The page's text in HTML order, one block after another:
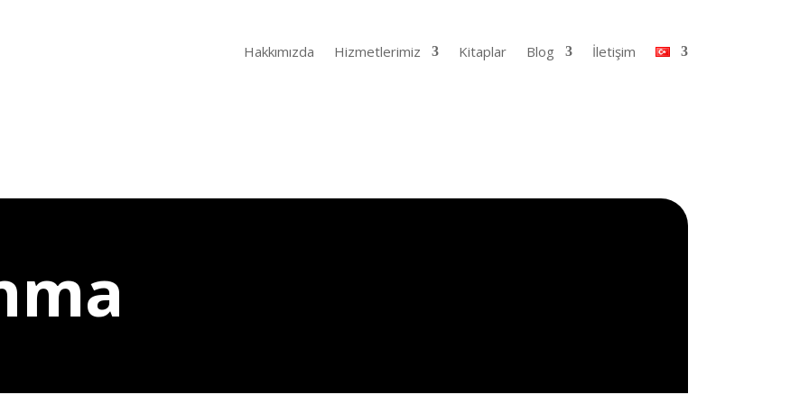
Hakkımızda Hizmetlerimiz Kitaplar Blog İletişim